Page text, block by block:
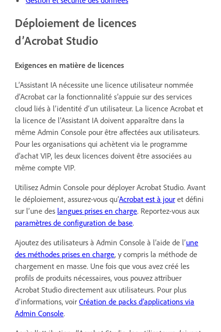
Déploiement de licences
d’Acrobat Studio
Exigences en matière de licences
L’Assistant IA nécessite une licence utilisateur nommée
d’Acrobat car la fonctionnalité s’appuie sur des services
cloud liés à l’identité d’un utilisateur. La licence Acrobat et
la licence de l’Assistant IA doivent apparaître dans la
même Admin Console pour être affectées aux utilisateurs.
Pour les organisations qui achètent via le programme
d’achat VIP, les deux licences doivent être associées au
même compte VIP.
Utilisez Admin Console pour déployer Acrobat Studio. Avant
le déploiement, assurez-vous qu’Acrobat est à jour et défini
sur l’une des langues prises en charge. Reportez-vous aux
paramètres de configuration de base.
Ajoutez des utilisateurs à Admin Console à l’aide de l’une
des méthodes prises en charge, y compris la méthode de
chargement en masse. Une fois que vous avez créé les
profils de produits nécessaires, vous pouvez attribuer
Acrobat Studio directement aux utilisateurs. Pour plus
d’informations, voir Création de packs d’applications via
Admin Console.